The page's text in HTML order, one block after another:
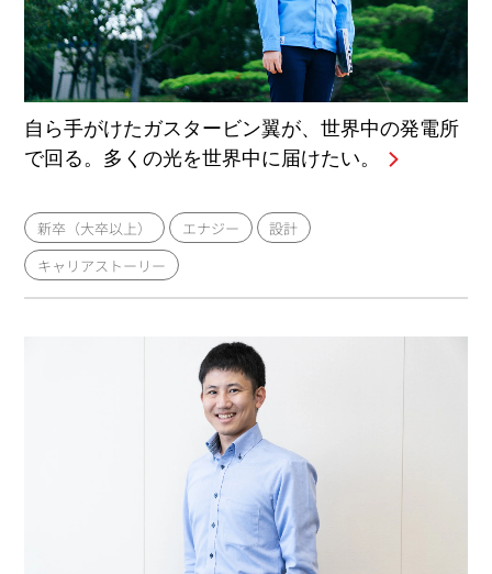
自ら手がけたガスタービン翼が、世界中の発電所
で回る。多くの光を世界中に届けたい。
新卒（大卒以上） エナジー
設計
キャリアストーリー